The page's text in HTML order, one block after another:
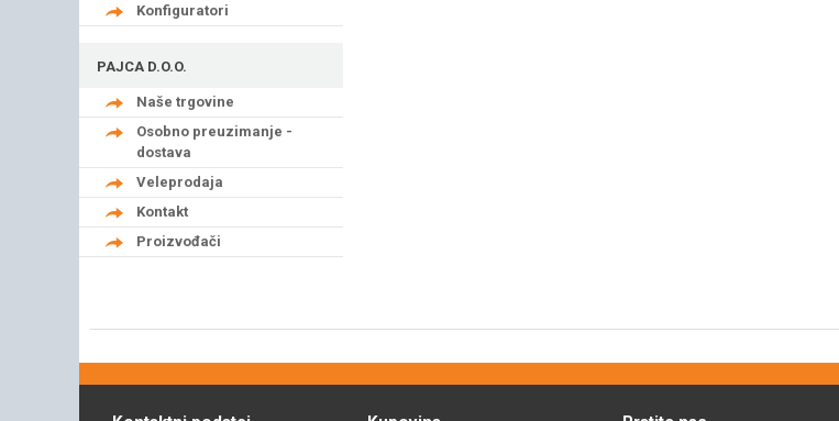
Konfiguratori
PAJCA D.O.O.
Naše trgovine
Osobno preuzimanje -
dostava
Veleprodaja
Kontakt
Proizvođači